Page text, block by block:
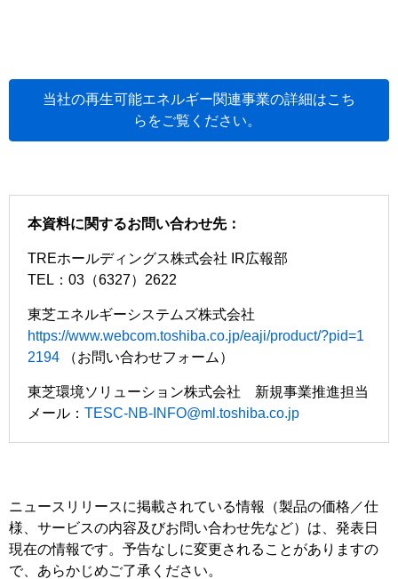
当社の再生可能エネルギー関連事業の詳細はこち
らをご覧ください。
本資料に関するお問い合わせ先：
TREホールディングス株式会社 IR広報部
TEL：03（6327）2622
東芝エネルギーシステムズ株式会社
https://www.webcom.toshiba.co.jp/eaji/product/?pid=1
2194 （お問い合わせフォーム）
東芝環境ソリューション株式会社 新規事業推進担当
メール： TESC-NB-INFO@ml.toshiba.co.jp
ニュースリリースに掲載されている情報（製品の価格／仕
様、サービスの内容及びお問い合わせ先など）は、発表日
現在の情報です。予告なしに変更されることがありますの
で、あらかじめご了承ください。